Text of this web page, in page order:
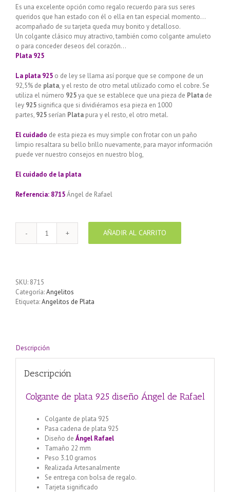
Es una excelente opción como regalo recuerdo para sus seres
queridos que han estado con él o ella en tan especial momento…
acompañado de su tarjeta queda muy bonito y detalloso.
Un colgante clásico muy atractivo, también como colgante amuleto
o para conceder deseos del corazón…
Plata 925
La plata 925 o de ley se llama así porque que se compone de un
92,5% de plata, y el resto de otro metal utilizado como el cobre. Se
utiliza el número 925ya que se establece que una pieza de Plata de
ley 925 significa que si dividiéramos esa pieza en 1000
partes, 925 serían Plata pura y el resto, el otro metal.
El cuidado de esta pieza es muy simple con frotar con un paño
limpio resaltara su bello brillo nuevamente, para mayor información
puede ver nuestro consejos en nuestro blog,
El cuidado de la plata
Referencia: 8715Ángel de Rafael
Colgante
de
Rafael
AÑADIR AL CARRITO
SKU: 8715
Categoría:Angelitos
Etiqueta:Angelitos de Plata
Descripción
Descripción
Colgante de plata 925 diseño Ángel de Rafael
Colgante de plata 925
Pasa cadena de plata 925
Diseño de Ángel Rafael
Tamaño 22 mm
Peso 3.10 gramos
Realizada Artesanalmente
Se entrega con bolsa de regalo.
Tarjeta significado